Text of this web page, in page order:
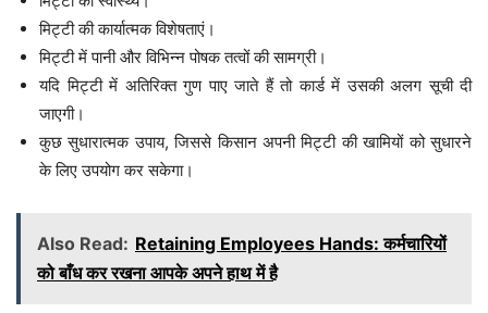
मिट्टी की कार्यात्मक विशेषताएं।
मिट्टी में पानी और विभिन्न पोषक तत्वों की सामग्री।
यदि मिट्टी में अतिरिक्त गुण पाए जाते हैं तो कार्ड में उसकी अलग सूची दी
जाएगी।
कुछ सुधारात्मक उपाय, जिससे किसान अपनी मिट्टी की खामियों को सुधारने
के लिए उपयोग कर सकेगा।
Also Read: Retaining Employees Hands: कर्मचारियों
को बाँध कर रखना आपके अपने हाथ में है